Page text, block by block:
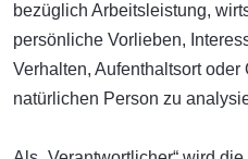
bezüglich Arbeitsleistung,
persönliche Vorlieben,
Verhalten, Aufenthaltsort oder
natürlichen Person zu